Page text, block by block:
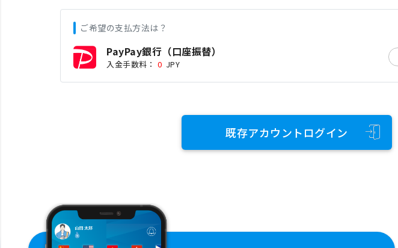
ご希望の支払方法は？
PayPay銀行（口座振替）
入金手数料： 0 JPY
既存アカウントログイン